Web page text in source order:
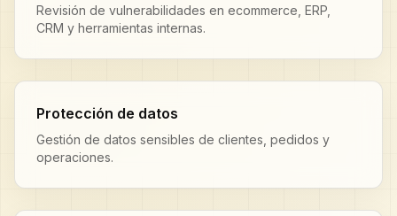
Revisión de vulnerabilidades en ecommerce, ERP,
CRM y herramientas internas.
Protección de datos
Gestión de datos sensibles de clientes, pedidos y
operaciones.